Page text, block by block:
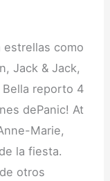
estrellas como
Jack & Jack,
Bella reporto 4
dePanic! At
Marie,
la fiesta.
otros